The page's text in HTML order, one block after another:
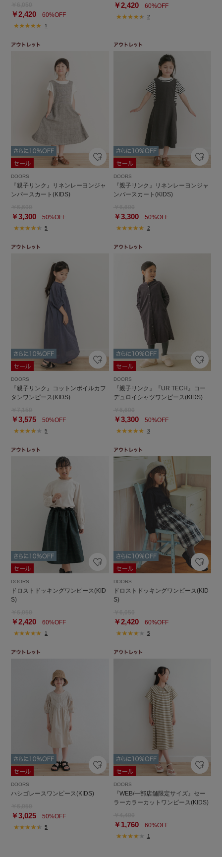
￥2,420 60%OFF
1
￥2,42060%OFF
2
DOORS
『親子リンク』リネンレーヨンジャ
ンパースカート(KIDS)
￥3,300 50%OFF
5
DOORS
『親子リンク』リネンレーヨンジャ
ンパースカート(KIDS)
￥3,30050%OFF
2
DOORS
『親子リンク』コットンボイルカフ
タンワンピース(KIDS)
￥3,575 50%OFF
5
DOORS
『親子リンク』『UR TECH』コー
デュロイシャツワンピース(KIDS)
￥3,30050%OFF
3
DOORS
ドロストドッキングワンピース(KID
S)
￥2,420 60%OFF
1
DOORS
ドロストドッキングワンピース(KID
S)
￥2,42060%OFF
5
DOORS
ハシゴレースワンピース(KIDS)
￥3,025 50%OFF
5
DOORS
『WEB/一部店舗限定サイズ』セー
ラーカラーカットワンピース(KIDS)
￥1,76060%OFF
1